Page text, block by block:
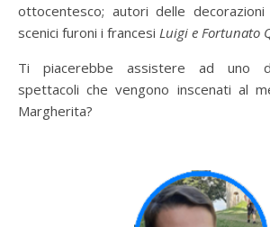
ottocentesco; autori delle
scenici furoni i francesi Luigi e Fortunato
Ti piacerebbe assistere ad uno
spettacoli che vengono inscenati al
Margherita?